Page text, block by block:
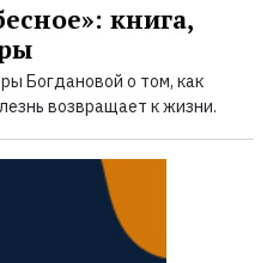
книга,
Богдановой о том, как
возвращает к жизни.